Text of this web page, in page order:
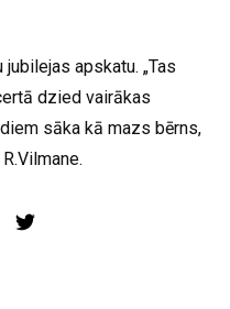
apskatu. „Tas
dzied vairākas
sāka kā mazs bērns,